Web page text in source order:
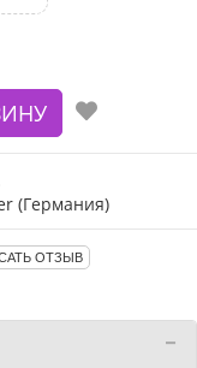
(Германия)
ОТЗЫВ